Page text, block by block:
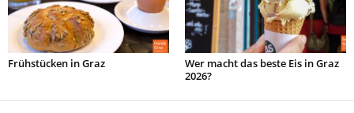
Frühstücken in Graz
Wer macht das beste Eis in Graz
2026?